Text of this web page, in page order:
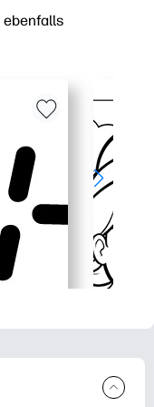
ebenfalls